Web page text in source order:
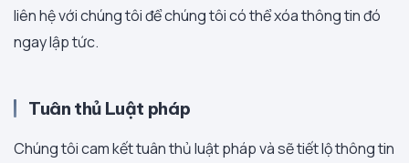
liên hệ với chúng tôi để chúng tôi có thể xóa thông tin đó
ngay lập tức.
Tuân thủ Luật pháp
Chúng tôi cam kết tuân thủ luật pháp và sẽ tiết lộ thông tin